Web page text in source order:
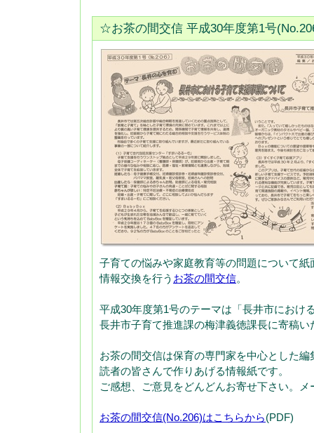
☆お茶の間交信 平成30年度第1号
子育ての悩みや家庭教育等の問題について紙
情報交換を行う お茶の間交信。
平成30年度第1号のテーマは「長井市におけ
長井市子育て推進課の梅津義徳課長に寄稿い
お茶の間交信は保育の専門家を中心とした
読者の皆さんで作りあげる情報紙です。
ご感想、ご意見をどんどんお寄せ下さい。
お茶の間交信(No.206)はこちらから(PDF)